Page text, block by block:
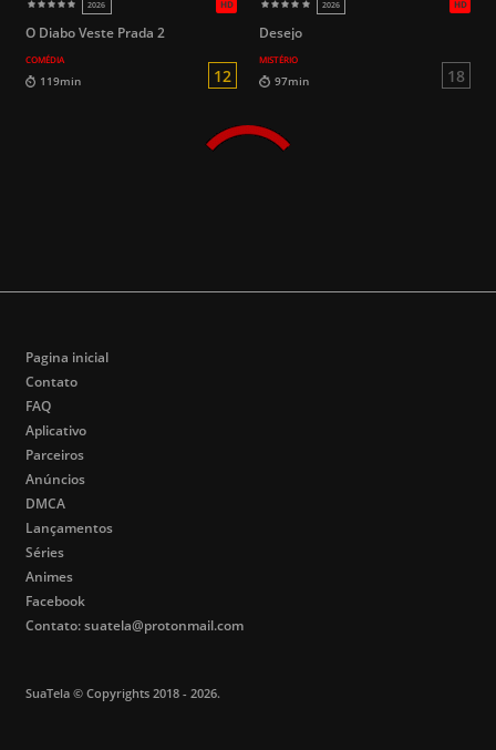
HD
2026 2026
O Diabo Veste Prada 2
COMÉDIA
Desejo
MISTÉRIO
Pagina inicial
Contato
FAQ
Aplicativo
Parceiros
Anúncios
DMCA
Lançamentos
Séries
Animes
Facebook
Contato:suatela@protonmail.com
SuaTela© Copyrights 2018- 2026.